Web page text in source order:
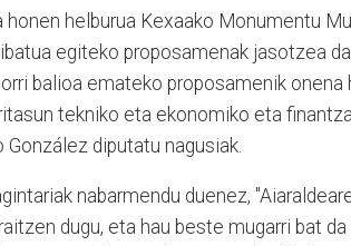
honen helburua Kexaako Monumentu
egiteko proposamenak jasotzea
balioa emateko proposamenik onena
tekniko eta ekonomiko eta
González diputatu nagusiak.
nabarmendu duenez,
dugu, eta hau beste mugarri bat